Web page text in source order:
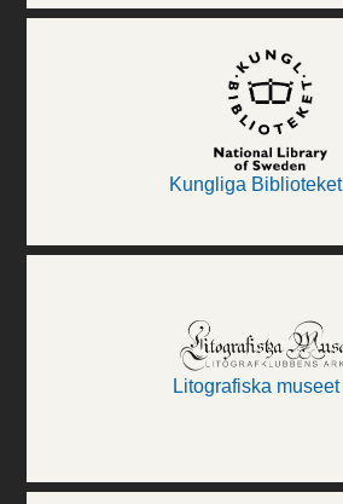
Kungliga Biblioteket
Litografiska museet